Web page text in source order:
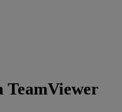
TeamViewer